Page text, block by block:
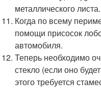
металлического листа.
Когда по всему
помощи присосок
автомобиля.
Теперь необходимо
стекло (если оно
этого требуется